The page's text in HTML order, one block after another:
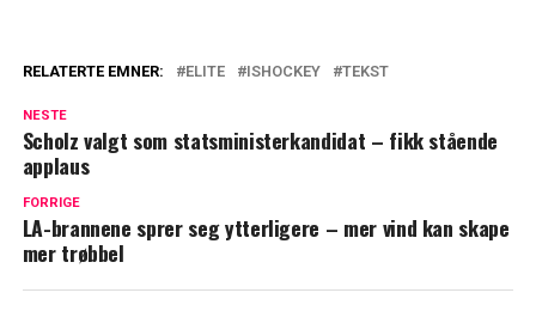
RELATERTE EMNER: ELITE ISHOCKEY TEKST
NESTE
Scholz valgt som statsministerkandidat – fikk stående
applaus
FORRIGE
LA-brannene sprer seg ytterligere – mer vind kan skape
mer trøbbel